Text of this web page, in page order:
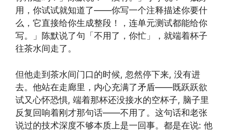
用，你试试就知道了——你写一个注释描述你要什
么，它直接给你生成整段！，连单元测试都能给你
写。」陈默说了句「不用了，你忙」，就端着杯子
往茶水间走了。
但他走到茶水间门口的时候, 忽然停下来, 没有进
去。他站在走廊里，内心充满了矛盾——既跃跃欲
试又心怀恐惧, 端着那杯还没接水的空杯子, 脑子里
反复回响着刚才那句话——不用了。这句话和老张
说过的技术深度不够本质上是一回事。都是在说: 他